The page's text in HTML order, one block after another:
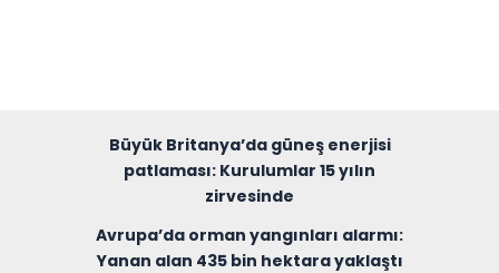
Büyük Britanya’da güneş enerjisi
patlaması: Kurulumlar 15 yılın
zirvesinde
Avrupa’da orman yangınları alarmı:
Yanan alan 435 bin hektara yaklaştı